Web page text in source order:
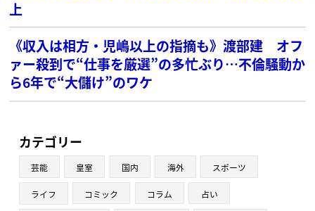
上
《収入は相方・児嶋以上の指摘も》渡部建 オフ
ァー殺到で“仕事を厳選”の多忙ぶり…不倫騒動か
ら6年で“大儲け”のワケ
カテゴリー
芸能 皇室 国内 海外 スポーツ
ライフ コミック コラム 占い